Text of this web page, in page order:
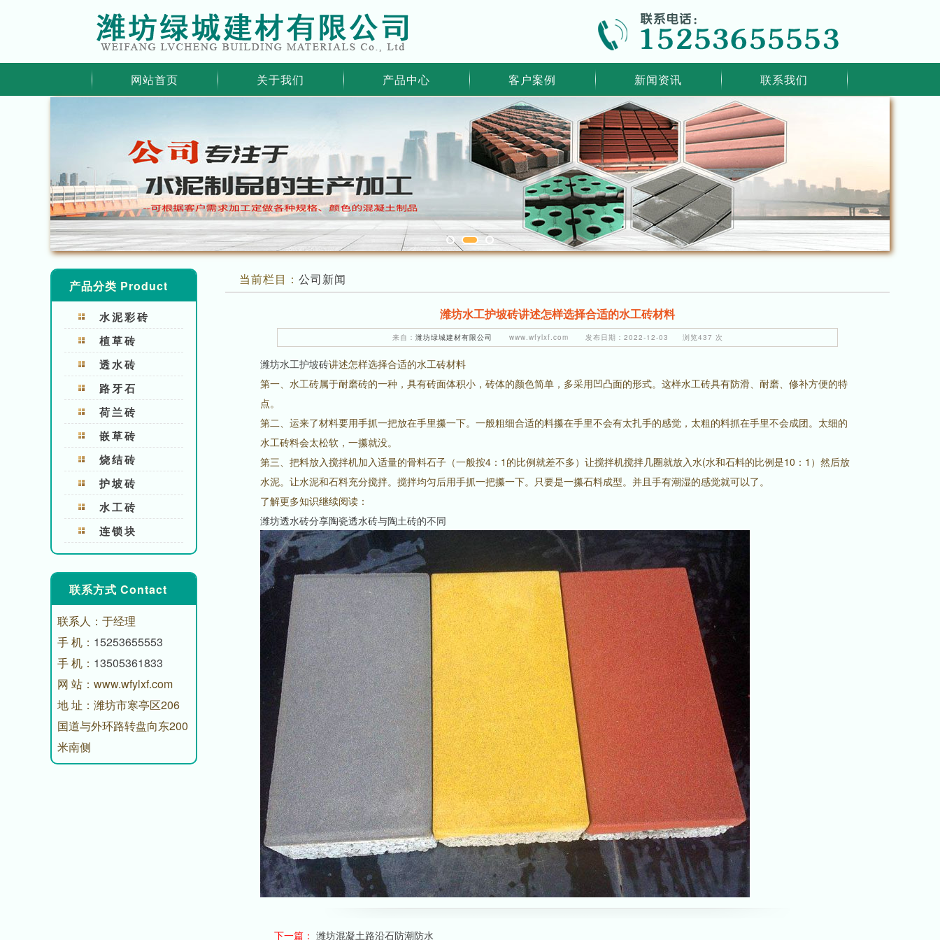
网站首页 关于我们 产品中心 客户案例 新闻资讯 联系我们
1 2 3
产品分类 Product
水泥彩砖
植草砖
透水砖
路牙石
荷兰砖
嵌草砖
烧结砖
护坡砖
水工砖
连锁块
联系方式 Contact
联系人：于经理
手 机： 15253655553
手 机： 13505361833
网 站：www.wfylxf.com
地 址：潍坊市寒亭区206
国道与外环路转盘向东200
米南侧
当前栏目： 公司新闻
潍坊水工护坡砖讲述怎样选择合适的水工砖材料
来自： 潍坊绿城建材有限公司 www.wfylxf.com 发布日期：2022-12-03 浏览437 次
潍坊水工护坡砖讲述怎样选择合适的水工砖材料
第一、水工砖属于耐磨砖的一种，具有砖面体积小，砖体的颜色简单，多采用凹凸面的形式。这样水工砖具有防滑、耐磨、修补方便的特
点。
第二、运来了材料要用手抓一把放在手里攥一下。一般粗细合适的料攥在手里不会有太扎手的感觉，太粗的料抓在手里不会成团。太细的
水工砖料会太松软，一攥就没。
第三、把料放入搅拌机加入适量的骨料石子（一般按4：1的比例就差不多）让搅拌机搅拌几圈就放入水(水和石料的比例是10：1）然后放
水泥。让水泥和石料充分搅拌。搅拌均匀后用手抓一把攥一下。只要是一攥石料成型。并且手有潮湿的感觉就可以了。
了解更多知识继续阅读：
潍坊透水砖分享陶瓷透水砖与陶土砖的不同
下一篇： 潍坊混凝土路沿石防潮防水